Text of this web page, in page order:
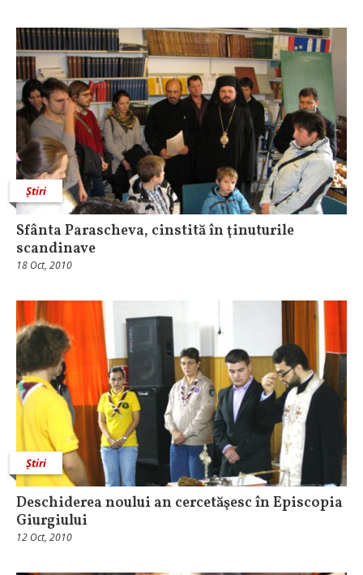
Știri
Sfânta Parascheva, cinstită în ţinuturile
scandinave
18 Oct, 2010
Știri
Deschiderea noului an cercetăşesc în Episcopia
Giurgiului
12 Oct, 2010